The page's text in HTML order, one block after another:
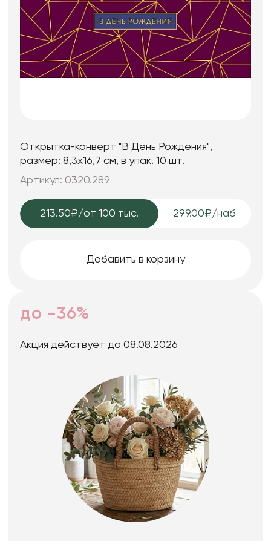
Открытка-конверт "В День Рождения",
размер: 8,3х16,7 см, в упак. 10 шт.
Артикул: 0320.289
213.50₽/от 100 тыс. 299.00₽/наб
Добавить в корзину
до -36%
Акция действует до 08.08.2026